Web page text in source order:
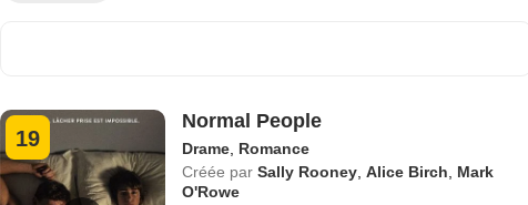
19
Normal People
Drame, Romance
Créée par Sally Rooney, Alice Birch
Mark
O'Rowe